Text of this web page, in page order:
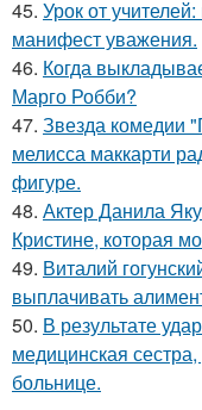
45. Урок от
манифест уважения.
46. Когда
Марго Робби?
47. Звезда комедии
мелисса маккарти
фигуре.
48. Актер Данила
Кристине, которая
49. Виталий
выплачивать
50. В результате
медицинская
больнице.